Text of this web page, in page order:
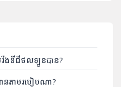
វីងឌីជីថលឡូនបាន?
នតាមរបៀបណា?